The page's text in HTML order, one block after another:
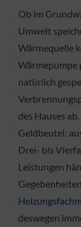
Ob im
Umwelt
Wärmequelle
Wärmepumpe
natürlich
des Hauses
Geldbeutel:
Drei- bis
Leistungen
deswegen